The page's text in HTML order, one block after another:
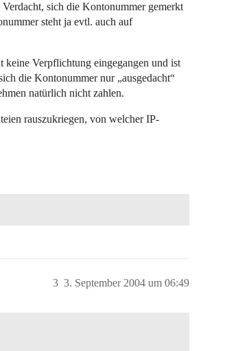
sich die Kontonummer gemerkt
steht ja evtl. auch auf
keine Verpflichtung eingegangen und ist
die Kontonummer nur „ausgedacht“
natürlich nicht zahlen.
rauszukriegen, von welcher IP-
3. September 2004 um 06:49
3